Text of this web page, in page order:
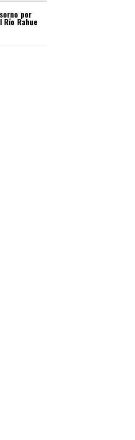
por
Rahue